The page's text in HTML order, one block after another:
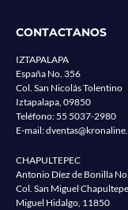
CONTACTANOS
IZTAPALAPA
España No. 356
Col. San Nicolás Tolentino
Iztapalapa, 09850
Teléfono:55 5037-2980
E-mail:
CHAPULTEPEC
Antonio Díez de Bonilla
Col. San Miguel
Miguel Hidalgo, 11850